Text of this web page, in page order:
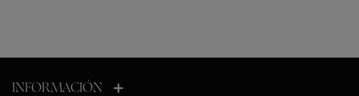
INFORMACIÓN